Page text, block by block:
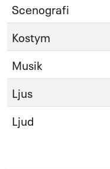
Scenografi
Kostym
Musik
Ljus
Ljud